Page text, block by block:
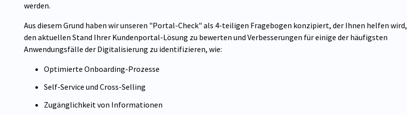
werden.
Aus diesem Grund haben wir unseren "Portal-Check" als 4-teiligen Fragebogen konzipiert, der Ihnen helfen wird,
den aktuellen Stand Ihrer Kundenportal-Lösung zu bewerten und Verbesserungen für einige der häufigsten
Anwendungsfälle der Digitalisierung zu identifizieren, wie:
Optimierte Onboarding-Prozesse
Self-Service und Cross-Selling
Zugänglichkeit von Informationen